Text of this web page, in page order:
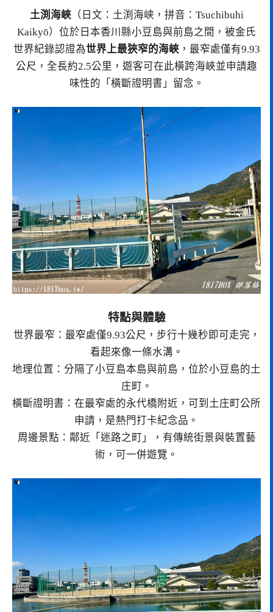
土渕海峽（日文：土渕海峡，拼音：Tsuchibuhi
Kaikyō）位於日本香川縣小豆島與前島之間，被金氏
世界紀錄認證為世界上最狹窄的海峽，最窄處僅有9.93
公尺，全長約2.5公里，遊客可在此橫跨海峽並申請趣
味性的「橫斷證明書」留念。
特點與體驗
世界最窄：最窄處僅9.93公尺，步行十幾秒即可走完，
看起來像一條水溝。
地理位置：分隔了小豆島本島與前島，位於小豆島的土
庄町。
橫斷證明書：在最窄處的永代橋附近，可到土庄町公所
申請，是熱門打卡紀念品。
周邊景點：鄰近「迷路之町」，有傳統街景與裝置藝
術，可一併遊覽。